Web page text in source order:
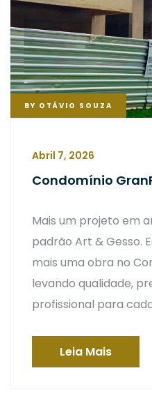
BY OTÁVIO SOUZA
Abril 7, 2026
Condomínio
Mais um projeto em
padrão Art & Gesso.
mais uma obra no
levando qualidade,
profissional para
Leia Mais